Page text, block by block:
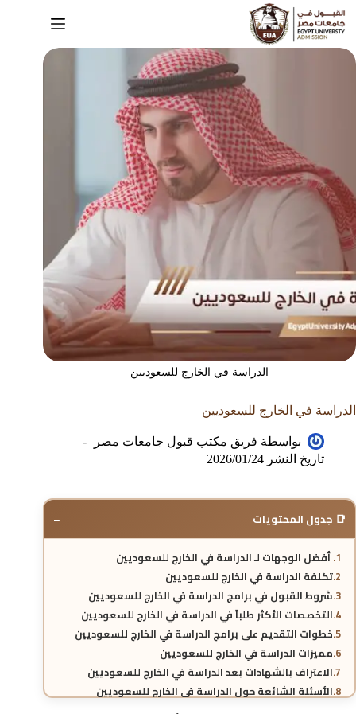
الدراسة في الخارج للسعوديين
الدراسة في الخارج للسعوديين
بواسطة فريق مكتب قبول جامعات مصر
تاريخ النشر 2026/01/24
📑 جدول المحتويات −
أفضل الوجهات لـ الدراسة في الخارج للسعوديين
تكلفة الدراسة في الخارج للسعوديين
شروط القبول في برامج الدراسة في الخارج للسعوديين
التخصصات الأكثر طلباً في الدراسة في الخارج للسعوديين
خطوات التقديم على برامج الدراسة في الخارج للسعوديين
مميزات الدراسة في الخارج للسعوديين
الاعتراف بالشهادات بعد الدراسة في الخارج للسعوديين
الأسئلة الشائعة حول الدراسة في الخارج للسعوديين